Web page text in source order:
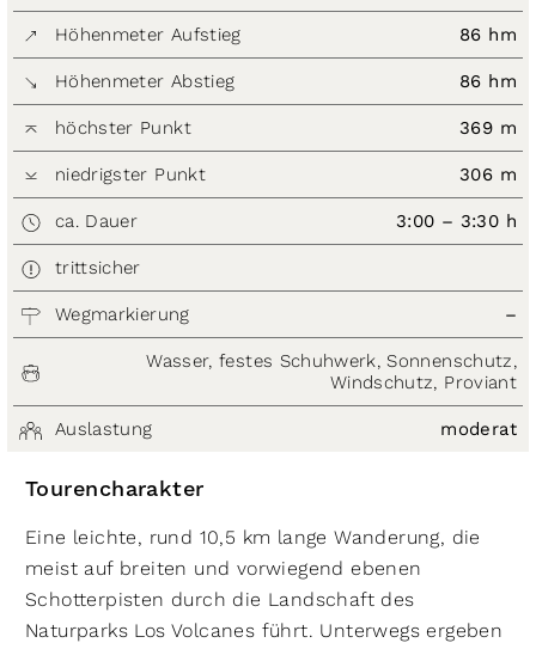
Höhenmeter Aufstieg 86 hm
Höhenmeter Abstieg 86 hm
höchster Punkt 369 m
niedrigster Punkt 306 m
ca. Dauer 3:00 – 3:30 h
trittsicher
Wegmarkierung –
Wasser, festes Schuhwerk, Sonnenschutz,
Windschutz, Proviant
Auslastung moderat
Tourencharakter
Eine leichte, rund 10,5 km lange Wanderung, die
meist auf breiten und vorwiegend ebenen
Schotterpisten durch die Landschaft des
Naturparks Los Volcanes führt. Unterwegs ergeben